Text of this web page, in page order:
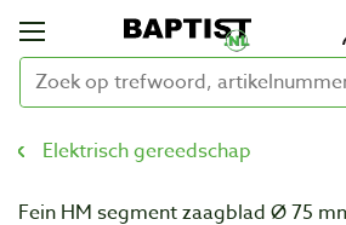
Elektrisch gereedschap
Fein HM segment zaagblad Ø 75